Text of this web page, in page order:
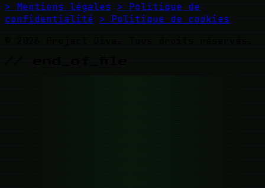
> Mentions légales
> Politique de
confidentialité > Politique de cookies